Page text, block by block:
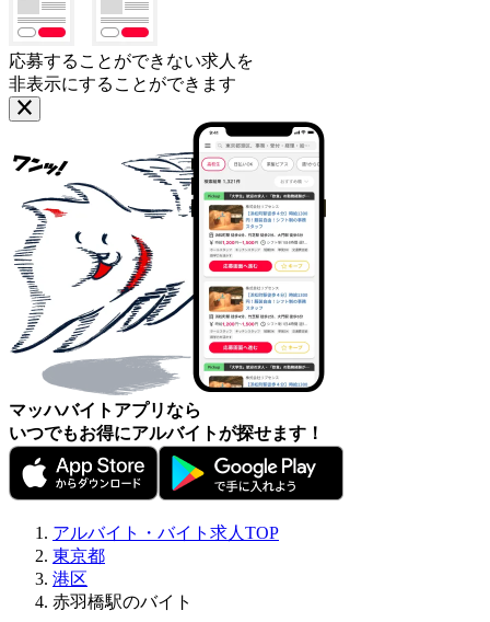
応募することができない求人を
非表示にすることができます
マッハバイトアプリなら
いつでもお得にアルバイトが探せます！
アルバイト・バイト求人TOP
東京都
港区
赤羽橋駅のバイト